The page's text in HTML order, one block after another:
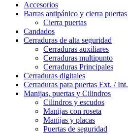
Accesorios
Barras antipánico y cierra puertas
Cierra puertas
Candados
Cerraduras de alta seguridad
Cerraduras auxiliares
Cerraduras multipunto
Cerraduras Principales
Cerraduras digitales
Cerraduras para puertas Ext. / Int.
Manijas, puertas y Cilindros
Cilindros y escudos
Manijas con roseta
Manijas y placas
Puertas de seguridad